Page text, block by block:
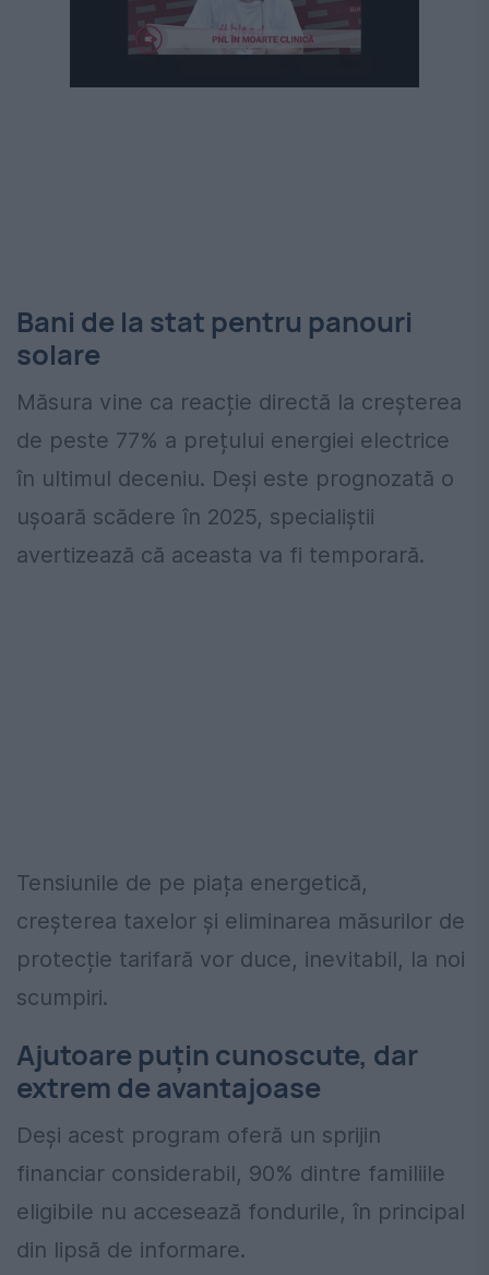
Bani de la stat pentru panouri
solare
Măsura vine ca reacție directă la creșterea
de peste 77% a prețului energiei electrice
în ultimul deceniu. Deși este prognozată o
ușoară scădere în 2025, specialiștii
avertizează că aceasta va fi temporară.
Tensiunile de pe piața energetică,
creșterea taxelor și eliminarea măsurilor de
protecție tarifară vor duce, inevitabil, la noi
scumpiri.
Ajutoare puțin cunoscute, dar
extrem de avantajoase
Deși acest program oferă un sprijin
financiar considerabil, 90% dintre familiile
eligibile nu accesează fondurile, în principal
din lipsă de informare.